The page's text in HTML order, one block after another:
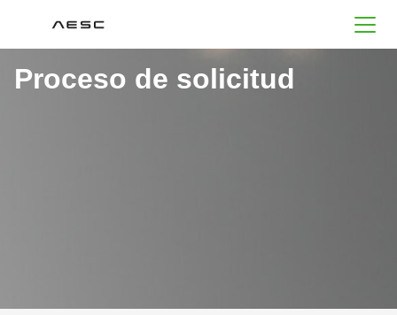
AESC
Proceso de solicitud